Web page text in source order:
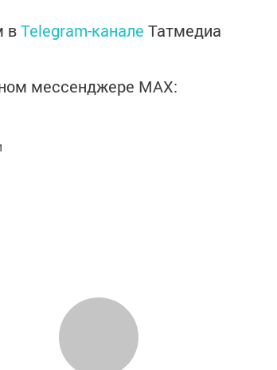
вTelegram-канале Татмедиа
мессенджере MАХ: